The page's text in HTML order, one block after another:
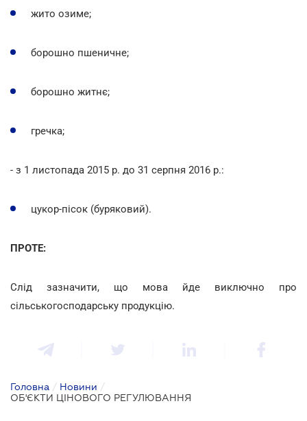
жито озиме;
борошно пшеничне;
борошно житнє;
гречка;
- з 1 листопада 2015 р. до 31 серпня 2016 р.:
цукор-пісок (буряковий).
ПРОТЕ:
Слід зазначити, що мова йде виключно про
сільськогосподарську продукцію.
Головна / Новини /
ОБ'ЄКТИ ЦІНОВОГО РЕГУЛЮВАННЯ